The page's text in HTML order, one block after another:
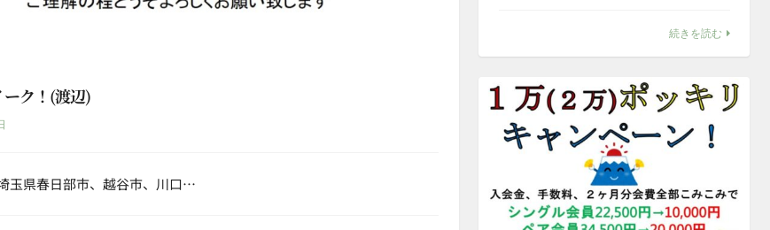
ーク！(渡辺)
玉県春日部市、越谷市、川口…
続きを読む